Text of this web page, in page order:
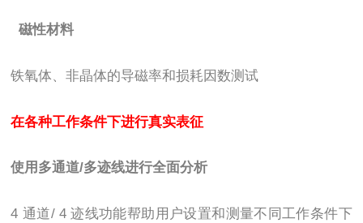
磁性材料
铁氧体、非晶体的导磁率和损耗因数测试
在各种工作条件下进行真实表征
使用多通道/多迹线进行全面分析
4 通道/ 4迹线功能帮助用户设置和测量不同工作条件下